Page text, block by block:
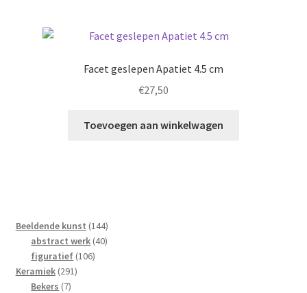
Facet geslepen Apatiet 4.5 cm
€27,50
Toevoegen aan winkelwagen
Beeldende kunst 144144
producten
abstract werk 4040
figuratief 106106
Keramiek 291291
Bekers 77